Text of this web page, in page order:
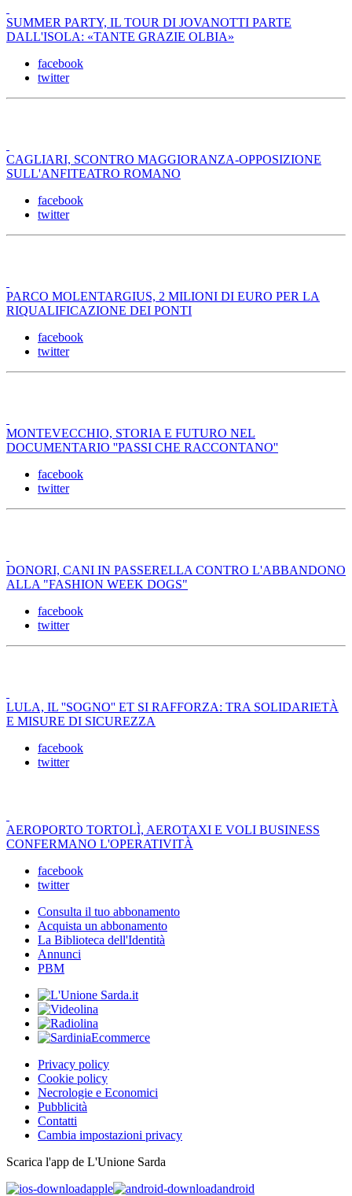
SUMMER PARTY, IL TOUR DI JOVANOTTI PARTE
DALL'ISOLA: «TANTE GRAZIE OLBIA»
facebook
twitter
CAGLIARI, SCONTRO MAGGIORANZA-OPPOSIZIONE
SULL'ANFITEATRO ROMANO
facebook
twitter
PARCO MOLENTARGIUS, 2 MILIONI DI EURO PER LA
RIQUALIFICAZIONE DEI PONTI
facebook
twitter
MONTEVECCHIO, STORIA E FUTURO NEL
DOCUMENTARIO ''PASSI CHE RACCONTANO''
facebook
twitter
DONORI, CANI IN PASSERELLA CONTRO L'ABBANDONO
ALLA "FASHION WEEK DOGS"
facebook
twitter
LULA, IL ''SOGNO'' ET SI RAFFORZA: TRA SOLIDARIETÀ
E MISURE DI SICUREZZA
facebook
twitter
AEROPORTO TORTOLÌ, AEROTAXI E VOLI BUSINESS
CONFERMANO L'OPERATIVITÀ
facebook
twitter
Consulta il tuo abbonamento
Acquista un abbonamento
La Biblioteca dell'Identità
Annunci
PBM
Privacy policy
Cookie policy
Necrologie e Economici
Pubblicità
Contatti
Cambia impostazioni privacy
Scarica l'app de L'Unione Sarda
apple
android